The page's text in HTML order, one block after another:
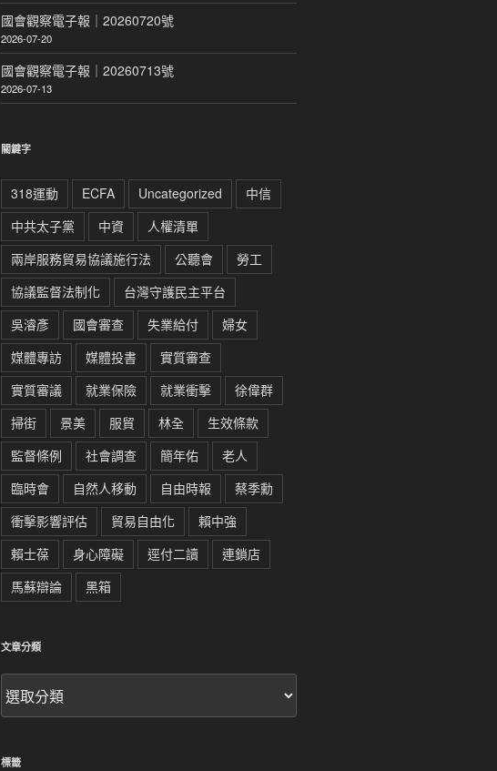
國會觀察電子報｜20260720號
2026-07-20
國會觀察電子報｜20260713號
2026-07-13
關鍵字
318運動 ECFA Uncategorized
中信
中共太子黨
中資
人權清單
兩岸服務貿易協議施行法
公聽會
勞工
協議監督法制化
台灣守護民主平台
吳濬彥
國會審查 失業給付
婦女
媒體專訪
媒體投書
實質審查
實質審議
就業保險 就業衝擊
徐偉群
掃街
景美 服貿 林全
生效條款
監督條例
社會調查 簡年佑
老人
臨時會
自然人移動 自由時報
蔡季勳
衝擊影響評估
貿易自由化
賴中強
賴士葆
身心障礙 逕付二讀
連鎖店
馬蘇辯論
黑箱
文章分類
章
分
標籤